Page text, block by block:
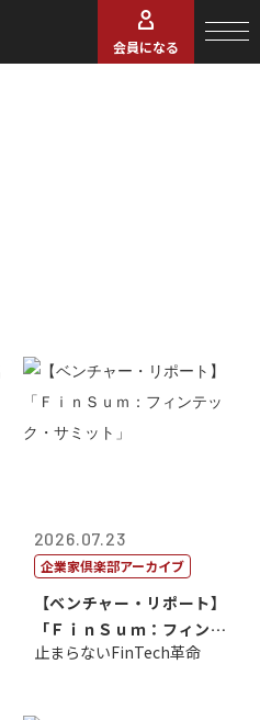
会員になる
2026.07.23
企業家倶楽部アーカイブ
【ベンチャー・リポート】
「ＦｉｎＳｕｍ：フィンテ
ック・サミッ...
止まらないFinTech革命